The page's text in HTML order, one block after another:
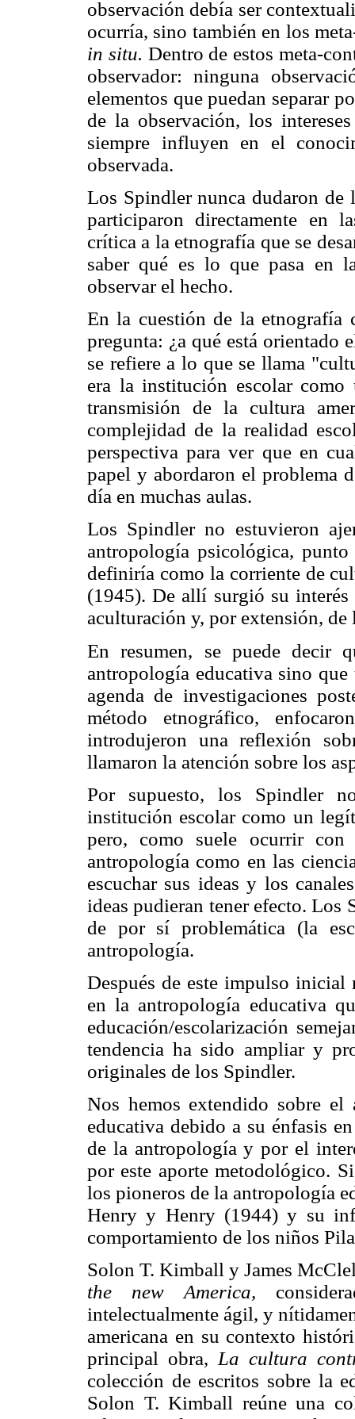
observación debía ser
ocurría, sino también en los
in situ. Dentro de estos meta-
observador: ninguna
elementos que puedan separar
de la observación, los
siempre influyen en el
observada.
Los Spindler nunca dudaron de
participaron directamente en
crítica a la etnografía que se
saber qué es lo que pasa en
observar el hecho.
En la cuestión de la etnografía
pregunta: ¿a qué está orientado
se refiere a lo que se llama
era la institución escolar
transmisión de la cultura
complejidad de la realidad
perspectiva para ver que en
papel y abordaron el problema
día en muchas aulas.
Los Spindler no estuvieron
antropología psicológica,
definiría como la corriente de
(1945). De allí surgió su interés
aculturación y, por extensión,
En resumen, se puede decir
antropología educativa sino
agenda de investigaciones
método etnográfico,
introdujeron una reflexión
llamaron la atención sobre los
Por supuesto, los Spindler
institución escolar como un
pero, como suele ocurrir con
antropología como en las
escuchar sus ideas y los
ideas pudieran tener efecto.
de por sí problemática (la
antropología.
Después de este impulso
en la antropología educativa
educación/escolarización
tendencia ha sido ampliar y
originales de los Spindler.
Nos hemos extendido sobre
educativa debido a su énfasis
de la antropología y por el
por este aporte metodológico.
los pioneros de la antropología
Henry y Henry (1944) y su
comportamiento de los niños
Solon T. Kimball y James
the new America,
intelectualmente ágil, y
americana en su contexto
principal obra,La cultura
colección de escritos sobre la
Solon T. Kimball reúne una